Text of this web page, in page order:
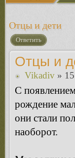
Отцы и дети
Ответить
Отцы и
Vikadiv »
С
рождение
они стали
наоборот.